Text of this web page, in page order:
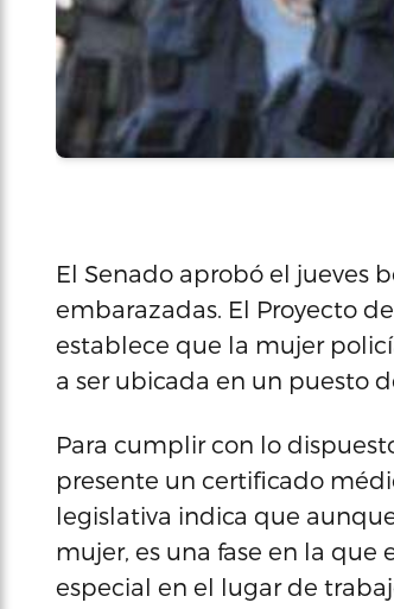
El Senado aprobó el jueves
embarazadas. El Proyecto
establece que la mujer
a ser ubicada en un puesto
Para cumplir con lo
presente un certificado
legislativa indica que
mujer, es una fase en la
especial en el lugar de